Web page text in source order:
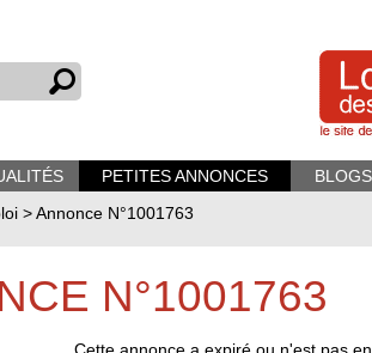
PETITES ANNONCES
>Annonce N°1001763
N°1001763